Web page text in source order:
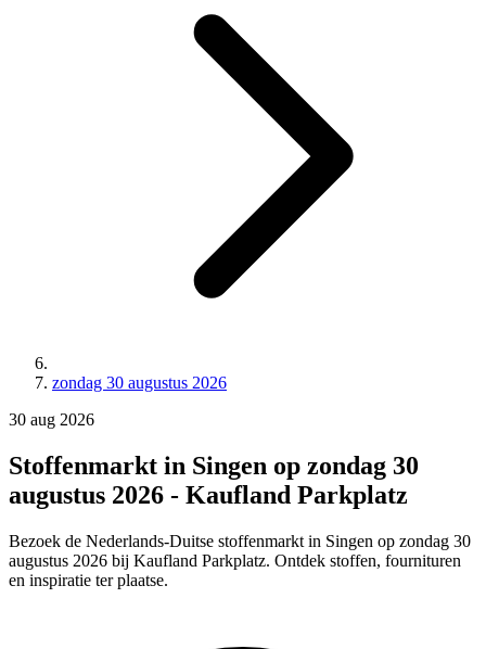
zondag 30 augustus 2026
30 aug 2026
Stoffenmarkt in Singen op zondag 30
augustus 2026 - Kaufland Parkplatz
Bezoek de Nederlands-Duitse stoffenmarkt in Singen op zondag 30
augustus 2026 bij Kaufland Parkplatz. Ontdek stoffen, fournituren
en inspiratie ter plaatse.